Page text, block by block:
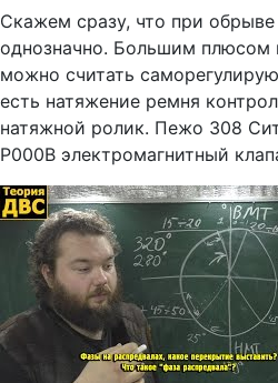
Скажем сразу, что при обрыве
однозначно. Большим плюсом
можно считать
есть натяжение ремня
натяжной ролик. Пежо 308
P000B электромагнитный